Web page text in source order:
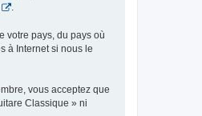
.
votre pays, du pays où
à Internet si nous le
vous acceptez que
Classique » ni